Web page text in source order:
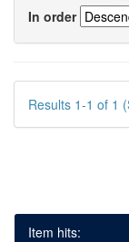
In order
Results 1-1 of 1
Item hits: